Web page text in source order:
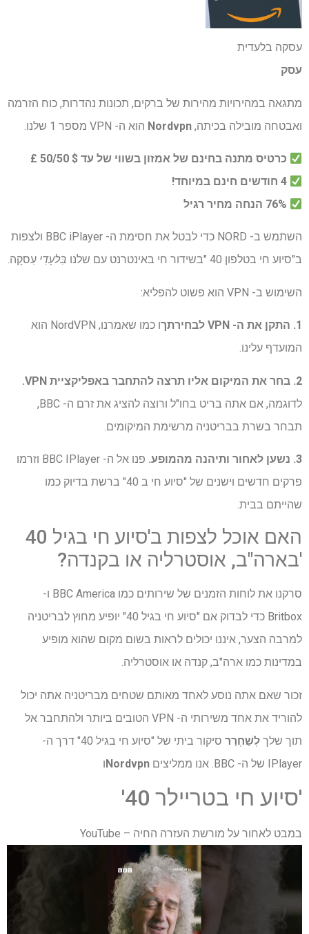
עסקה בלעדית
עסק
מתגאה במהירויות מהירות של ברקים, תכונות נהדרות, כוח הזרמה
ואבטחה מובילה בכיתה, Nordvpn הוא ה- VPN מספר 1 שלנו.
כרטיס מתנה בחינם של אמזון בשווי של עד $ 50/50 £
4 חודשים חינם במיוחד!
השתמש ב- NORD כדי לבטל את חסימת ה- BBC iPlayer ולצפות
ב"סיוע חי בטלפון 40 "בשידור חי באינטרנט עם שלנו
בִּלעָדִי עִסקָה.
השימוש ב- VPN הוא פשוט להפליא:
1. התקן את ה- VPN לבחירתך
ו כמו שאמרנו, NordVPN הוא
המועדף עלינו.
2. בחר את המיקום אליו תרצה להתחבר באפליקציית VPN.
לדוגמה, אם אתה בריט בחו"ל ורוצה להציג את זרם ה- BBC,
תבחר בשרת בבריטניה מרשימת המיקומים.
3. נשען לאחור ותיהנה מהמופע.
פנו אל ה- BBC IPlayer וזרמו
פרקים חדשים וישנים של "סיוע חי ב 40" ברשת בדיוק כמו
שהייתם בבית.
האם אוכל לצפות ב'סיוע חי בגיל 40
'בארה"ב, אוסטרליה או בקנדה?
סרקנו את לוחות הזמנים של שירותים כמו BBC America ו-
Britbox כדי לבדוק אם "סיוע חי בגיל 40" יופיע מחוץ לבריטניה
למרבה הצער, איננו יכולים לראות בשום מקום שהוא מופיע
במדינות כמו ארה"ב, קנדה או אוסטרליה.
זכור שאם אתה נוסע לאחד מאותם שטחים מבריטניה אתה יכול
להוריד את אחד משירותי ה- VPN הטובים ביותר ולהתחבר אל
תוך שלך לְשַׁחְרֵר
סיקור ביתי של "סיוע חי בגיל 40" דרך ה-
IPlayer של ה- BBC. אנו ממליצים
Nordvpnו
'סיוע חי בטריילר 40'
במבט לאחור על מורשת העזרה החיה – YouTube